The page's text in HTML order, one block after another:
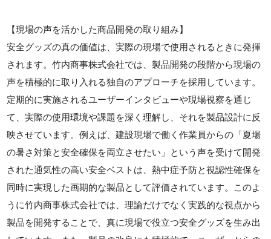
【現場の声を活かした商品開発の取り組み】
安全グッズの真の価値は、実際の現場で使用されるときに発揮
されます。竹内商事株式会社では、製品開発の段階から現場の
声を積極的に取り入れる独自のアプローチを採用しています。
定期的に実施されるユーザーインタビューや現場視察を通じ
て、実際の使用環境や課題を深く理解し、それを製品設計に反
映させています。例えば、建設現場で働く作業員からの「夏場
の暑さ対策と安全確保を両立させたい」という声を受けて開発
された通気性の高い安全ベストは、熱中症予防と視認性確保を
同時に実現した画期的な製品として評価されています。このよ
うに竹内商事株式会社では、理論だけでなく実践的な視点から
製品を開発することで、真に現場で役立つ安全グッズを生み出